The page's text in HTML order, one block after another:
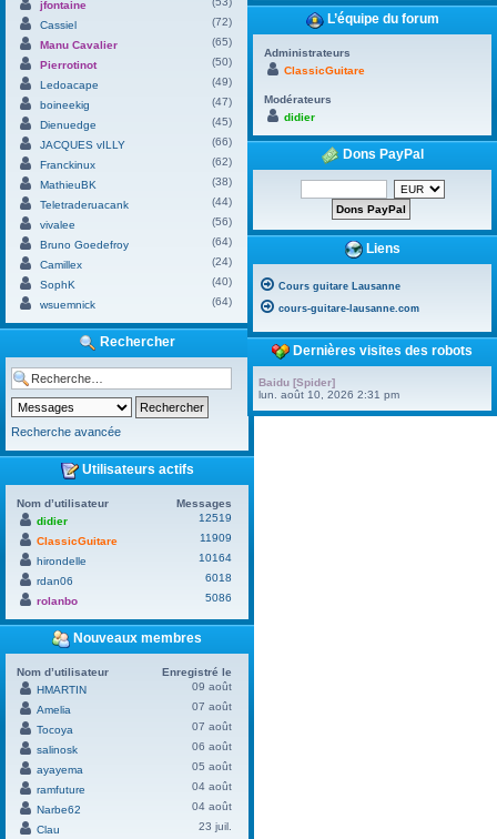
jfontaine
Cassiel
(72)
Manu Cavalier
(65)
Pierrotinot
(50)
Ledoacape
(49)
boineekig
(47)
Dienuedge
(45)
JACQUES vILLY
(66)
Franckinux
(62)
MathieuBK
(38)
Teletraderuacank
(44)
vivalee
(56)
Bruno Goedefroy
(64)
Camillex
(24)
SophK
(40)
wsuemnick
(64)
Rechercher
Recherche avancée
Utilisateurs actifs
Nom d’utilisateur
Messages
didier
12519
ClassicGuitare
11909
hirondelle
10164
rdan06
6018
rolanbo
5086
Nouveaux membres
Nom d’utilisateur
Enregistré le
HMARTIN
09 août
Amelia
07 août
Tocoya
07 août
salinosk
06 août
ayayema
05 août
ramfuture
04 août
Narbe62
04 août
Clau
23 juil.
L’équipe du forum
Administrateurs
ClassicGuitare
Modérateurs
didier
Dons PayPal
Liens
Cours guitare Lausanne
cours-guitare-lausanne.com
Dernières visites des robots
Baidu [Spider]
lun. août 10, 2026 2:31 pm